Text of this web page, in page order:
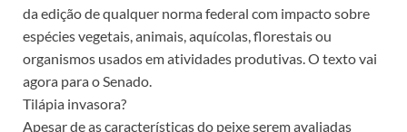
da edição de qualquer norma federal com impacto sobre
espécies vegetais, animais, aquícolas, florestais ou
organismos usados em atividades produtivas. O texto vai
agora para o Senado.
Tilápia invasora?
Apesar de as características do peixe serem avaliadas